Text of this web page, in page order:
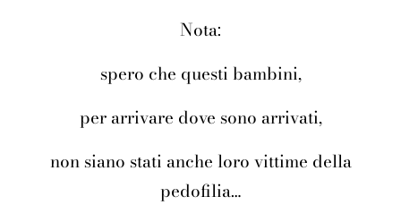
Nota:
spero che questi bambini,
per arrivare dove sono arrivati,
non siano stati anche loro vittime della
pedofilia…